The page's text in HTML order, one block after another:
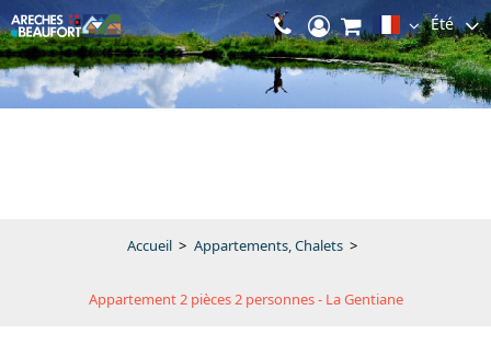
Été
Accueil > Appartements, Chalets >
Appartement 2 pièces 2 personnes - La Gentiane